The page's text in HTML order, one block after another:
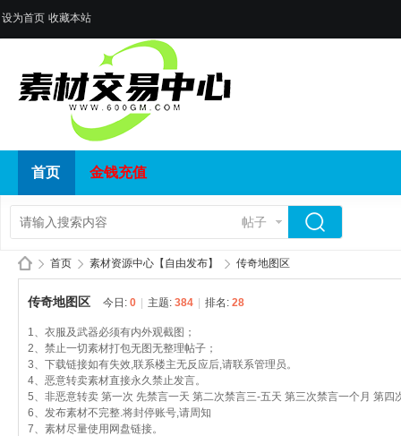
设为首页 收藏本站
首页 金钱充值
帖子
»
首页
›
素材资源中心【自由发布】 传奇地图区
传奇地图区 今日: 0 主题: 384 排名: 28
1、衣服及武器必须有内外观截图；
2、禁止一切素材打包无图无整理帖子；
3、下载链接如有失效,联系楼主无反应后,请联系管理员。
4、恶意转卖素材直接永久禁止发言。
5、非恶意转卖 第一次 先禁言一天 第二次禁言三-五天 第三次禁言一个月 第四
6、发布素材不完整.将封停账号,请周知
7、素材尽量使用网盘链接。